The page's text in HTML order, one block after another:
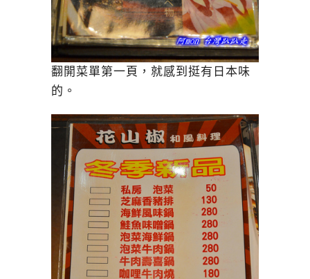
翻開菜單第一頁，就感到挺有日本味
的。